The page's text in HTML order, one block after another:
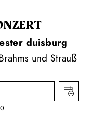
duisburg
und Strauß